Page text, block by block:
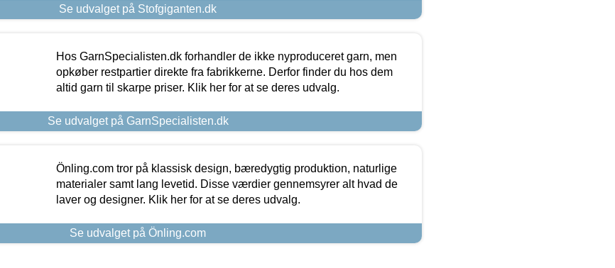
Se udvalget på Stofgiganten.dk
Hos GarnSpecialisten.dk forhandler de ikke nyproduceret garn, men
opkøber restpartier direkte fra fabrikkerne. Derfor finder du hos dem
altid garn til skarpe priser. Klik her for at se deres udvalg.
Se udvalget på GarnSpecialisten.dk
Önling.com tror på klassisk design, bæredygtig produktion, naturlige
materialer samt lang levetid. Disse værdier gennemsyrer alt hvad de
laver og designer. Klik her for at se deres udvalg.
Se udvalget på Önling.com